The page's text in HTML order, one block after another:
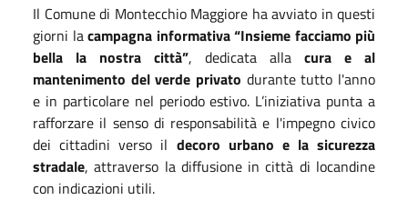
Il Comune di Montecchio Maggiore ha avviato in questi
giorni lacampagna informativa “Insieme facciamo più
bella la nostra città”, dedicata alla cura e al
mantenimento del verde privato durante tutto l'anno
e in particolare nel periodo estivo. L’iniziativa punta a
rafforzare il senso di responsabilità e l'impegno civico
dei cittadini verso il decoro urbano e la sicurezza
stradale, attraverso la diffusione in città di locandine
con indicazioni utili.